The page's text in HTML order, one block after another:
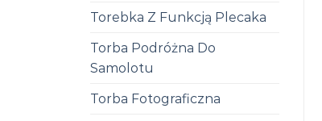
Torebka Z Funkcją Plecaka
Torba Podróżna Do
Samolotu
Torba Fotograficzna